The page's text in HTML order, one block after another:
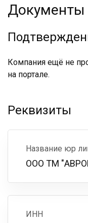
Документы
Компания ещё не
на портале.
Реквизиты
Название юр
ООО ТМ
ИНН